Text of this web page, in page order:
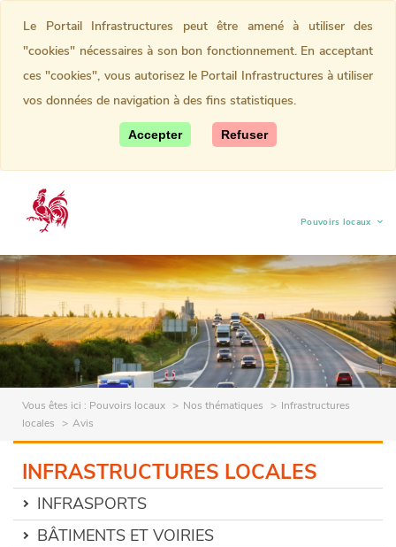
Pouvoirs locaux
(current)
Vous êtes ici : Pouvoirs locaux Nos thématiques
Infrastructures
locales
Avis
INFRASTRUCTURES LOCALES
INFRASPORTS
BÂTIMENTS ET VOIRIES
Le Portail Infrastructures peut être amené à utiliser des
"cookies" nécessaires à son bon fonctionnement. En acceptant
ces "cookies", vous autorisez le Portail Infrastructures à utiliser
vos données de navigation à des fins statistiques.
Accepter Refuser